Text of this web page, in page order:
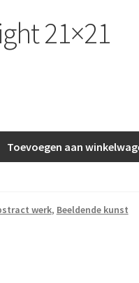
21×21
Toevoegen aan
werk, Beeldende kunst